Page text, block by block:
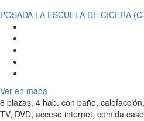
POSADA LA ESCUELA DE CICERA (
Ver en mapa
8 plazas, 4 hab. con baño,
TV, DVD, acceso internet, comida